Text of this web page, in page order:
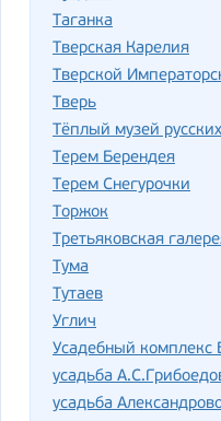
Таганка
Тверская Карелия
Тверской
Тверь
Тёплый музей
Терем Берендея
Терем Снегурочки
Торжок
Третьяковская
Тума
Тутаев
Углич
Усадебный комплекс
усадьба
усадьба